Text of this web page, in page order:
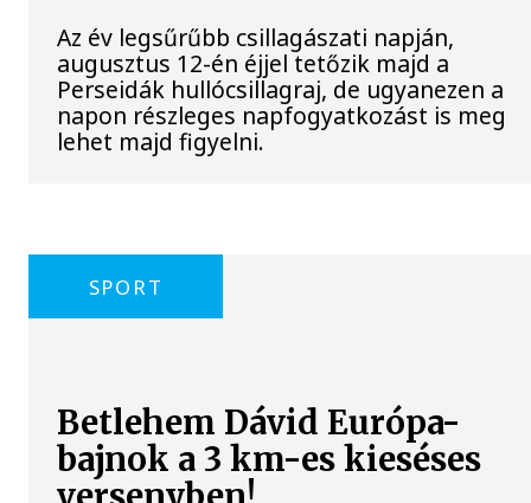
Az év legsűrűbb csillagászati napján,
augusztus 12-én éjjel tetőzik majd a
Perseidák hullócsillagraj, de ugyanezen a
napon részleges napfogyatkozást is meg
lehet majd figyelni.
SPORT
Betlehem Dávid Európa-
bajnok a 3 km-es kieséses